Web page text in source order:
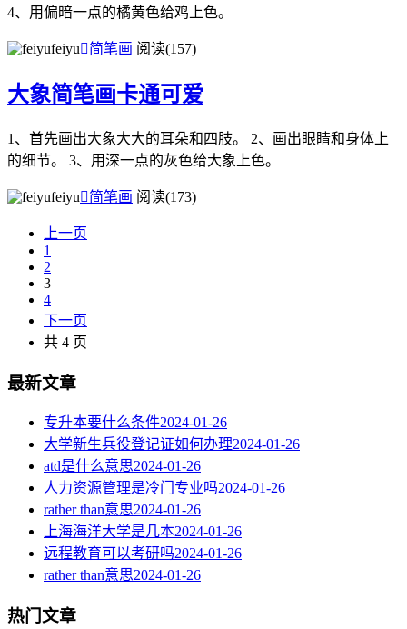
4、用偏暗一点的橘黄色给鸡上色。
feiyu简笔画 阅读(157)
大象简笔画卡通可爱
1、首先画出大象大大的耳朵和四肢。 2、画出眼睛和身体上
的细节。 3、用深一点的灰色给大象上色。
feiyu简笔画 阅读(173)
上一页
1
2
3
4
下一页
共 4 页
最新文章
专升本要什么条件2024-01-26
大学新生兵役登记证如何办理2024-01-26
atd是什么意思2024-01-26
人力资源管理是冷门专业吗2024-01-26
rather than意思2024-01-26
上海海洋大学是几本2024-01-26
远程教育可以考研吗2024-01-26
rather than意思2024-01-26
热门文章